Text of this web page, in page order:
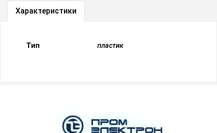
Характеристики
Тип пластик